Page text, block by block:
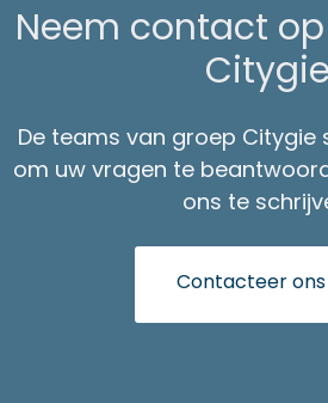
Neem contact
Citygie
De teams van groep Citygie
om uw vragen te
ons te
Contacteer ons